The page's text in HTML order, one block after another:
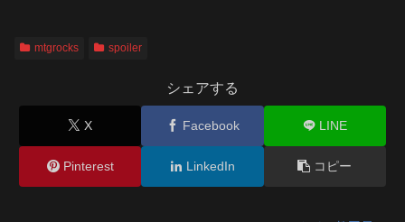
mtgrocks spoiler
シェアする
X Facebook LINE
Pinterest LinkedIn コピー